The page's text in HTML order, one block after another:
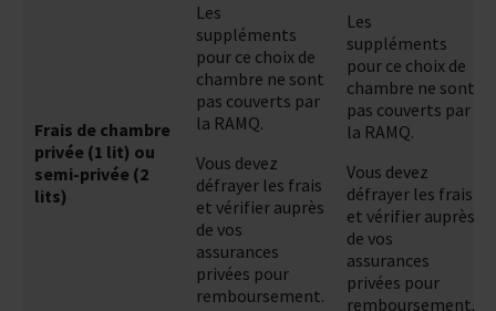
Frais de chambre
privée (1 lit) ou
semi-privée (2
lits)
Les
suppléments
pour ce choix de
chambre ne sont
pas couverts par
la RAMQ.
Vous devez
défrayer les frais
et vérifier auprès
de vos
assurances
privées pour
remboursement.
Les
suppléments
pour ce choix de
chambre ne sont
pas couverts par
la RAMQ.
Vous devez
défrayer les frais
et vérifier auprès
de vos
assurances
privées pour
remboursement.